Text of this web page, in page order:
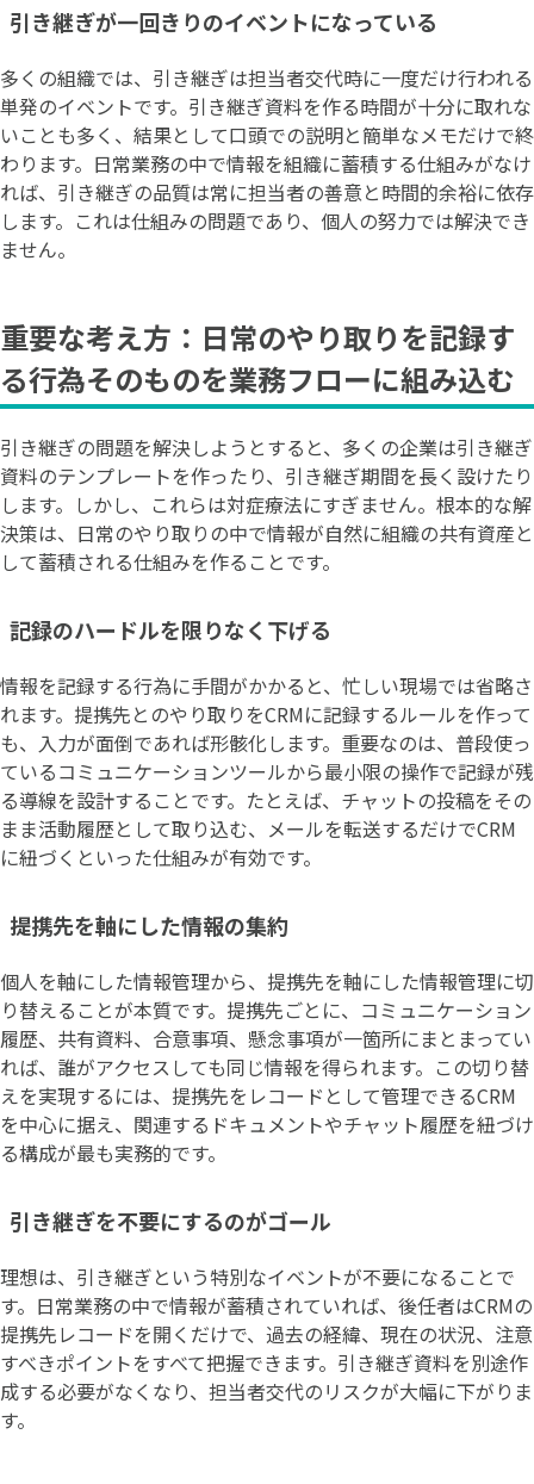
引き継ぎが一回きりのイベントになっている
多くの組織では、引き継ぎは担当者交代時に一度だけ行われる
単発のイベントです。引き継ぎ資料を作る時間が十分に取れな
いことも多く、結果として口頭での説明と簡単なメモだけで終
わります。日常業務の中で情報を組織に蓄積する仕組みがなけ
れば、引き継ぎの品質は常に担当者の善意と時間的余裕に依存
します。これは仕組みの問題であり、個人の努力では解決でき
ません。
重要な考え方：日常のやり取りを記録す
る行為そのものを業務フローに組み込む
引き継ぎの問題を解決しようとすると、多くの企業は引き継ぎ
資料のテンプレートを作ったり、引き継ぎ期間を長く設けたり
します。しかし、これらは対症療法にすぎません。根本的な解
決策は、日常のやり取りの中で情報が自然に組織の共有資産と
して蓄積される仕組みを作ることです。
記録のハードルを限りなく下げる
情報を記録する行為に手間がかかると、忙しい現場では省略さ
れます。提携先とのやり取りをCRMに記録するルールを作って
も、入力が面倒であれば形骸化します。重要なのは、普段使っ
ているコミュニケーションツールから最小限の操作で記録が残
る導線を設計することです。たとえば、チャットの投稿をその
まま活動履歴として取り込む、メールを転送するだけでCRM
に紐づくといった仕組みが有効です。
提携先を軸にした情報の集約
個人を軸にした情報管理から、提携先を軸にした情報管理に切
り替えることが本質です。提携先ごとに、コミュニケーション
履歴、共有資料、合意事項、懸念事項が一箇所にまとまってい
れば、誰がアクセスしても同じ情報を得られます。この切り替
えを実現するには、提携先をレコードとして管理できるCRM
を中心に据え、関連するドキュメントやチャット履歴を紐づけ
る構成が最も実務的です。
引き継ぎを不要にするのがゴール
理想は、引き継ぎという特別なイベントが不要になることで
す。日常業務の中で情報が蓄積されていれば、後任者はCRMの
提携先レコードを開くだけで、過去の経緯、現在の状況、注意
すべきポイントをすべて把握できます。引き継ぎ資料を別途作
成する必要がなくなり、担当者交代のリスクが大幅に下がりま
す。